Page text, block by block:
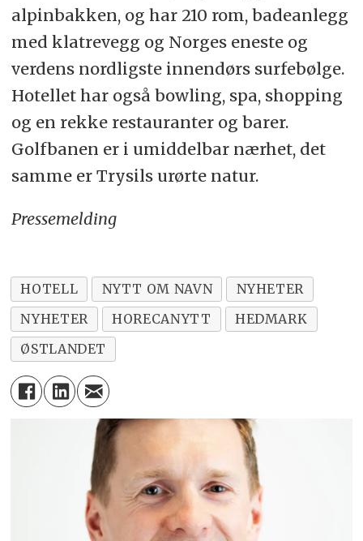
alpinbakken, og har 210 rom, badeanlegg
med klatrevegg og Norges eneste og
verdens nordligste innendørs surfebølge.
Hotellet har også bowling, spa, shopping
og en rekke restauranter og barer.
Golfbanen er i umiddelbar nærhet, det
samme er Trysils urørte natur.
Pressemelding
HOTELL NYTT OM NAVN
NYHETER
NYHETER
HORECANYTT
HEDMARK
ØSTLANDET